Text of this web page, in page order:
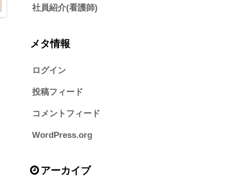
社員紹介(看護師)
メタ情報
ログイン
投稿フィード
コメントフィード
WordPress.org
アーカイブ